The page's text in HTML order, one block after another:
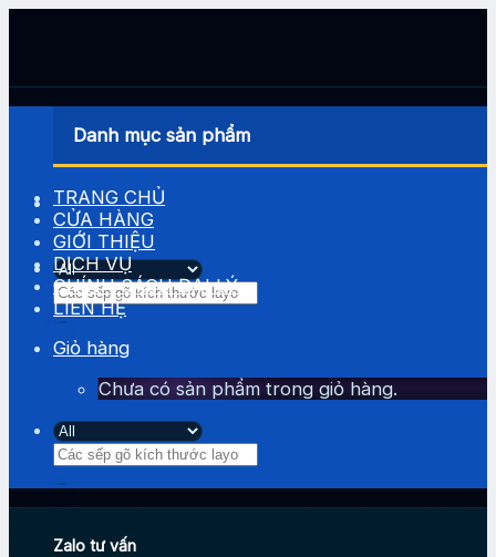
Tìm
kiếm:
Zalo tư vấn
Danh mục sản phẩm
TRANG CHỦ
CỬA HÀNG
GIỚI THIỆU
DỊCH VỤ
CHÍNH SÁCH ĐẠI LÝ
LIÊN HỆ
Giỏ hàng
Chưa có sản phẩm trong giỏ hàng.
Tìm
kiếm: